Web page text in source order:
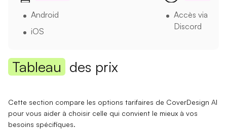
Android
iOS
Accès via
Discord
Tableau des prix
Cette section compare les options tarifaires de CoverDesign AI
pour vous aider à choisir celle qui convient le mieux à vos
besoins spécifiques.